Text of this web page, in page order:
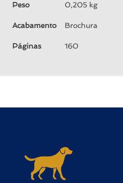
Peso 0,205 kg
Acabamento Brochura
Páginas 160